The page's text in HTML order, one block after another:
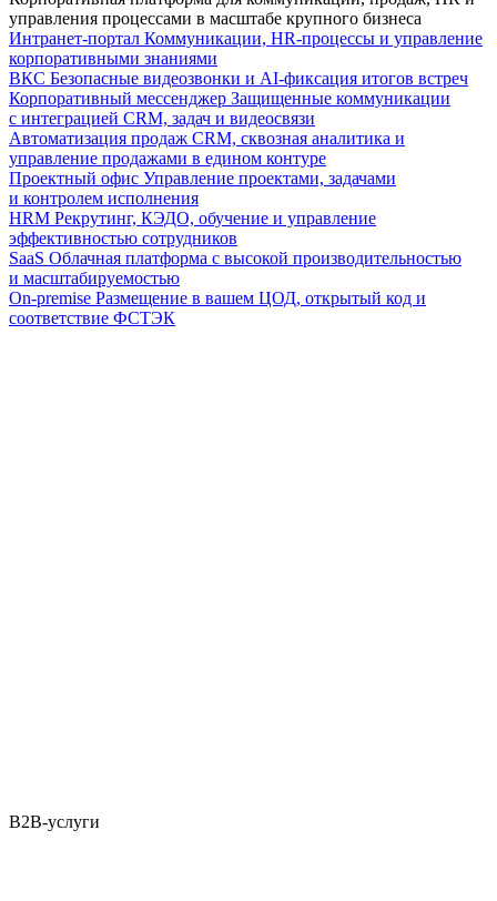
управления процессами в масштабе крупного бизнеса
Интранет-портал Коммуникации, HR-процессы и управление
корпоративными знаниями
ВКС Безопасные видеозвонки и AI-фиксация итогов встреч
Корпоративный мессенджер Защищенные коммуникации
с интеграцией CRM, задач и видеосвязи
Автоматизация продаж CRM, сквозная аналитика и
управление продажами в едином контуре
Проектный офис Управление проектами, задачами
и контролем исполнения
HRM Рекрутинг, КЭДО, обучение и управление
эффективностью сотрудников
SaaS Облачная платформа с высокой производительностью
и масштабируемостью
On-premise Размещение в вашем ЦОД, открытый код и
соответствие ФСТЭК
B2B-услуги